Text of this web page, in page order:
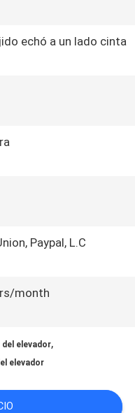
echó a un lado cinta
Paypal, L.C
month
del elevador,
elevador